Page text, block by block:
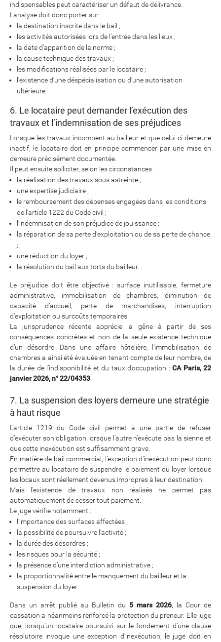
indispensables peut caractériser un défaut de délivrance.
L’analyse doit donc porter sur :
la destination inscrite dans le bail ;
les activités autorisées lors de l’entrée dans les lieux ;
la date d’apparition de la norme ;
la cause technique des travaux ;
les modifications réalisées par le locataire ;
l’existence d’une déspécialisation ou d’une autorisation
ultérieure.
6. Le locataire peut demander l’exécution des
travaux et l’indemnisation de ses préjudices
Lorsque les travaux incombent au bailleur et que celui-ci demeure
inactif, le locataire doit en principe commencer par une mise en
demeure précisément documentée.
Il peut ensuite solliciter, selon les circonstances :
la réalisation des travaux sous astreinte ;
une expertise judiciaire ;
le remboursement des dépenses engagées dans les conditions
de l’article 1222 du Code civil ;
l’indemnisation de son préjudice de jouissance ;
la réparation de sa perte d’exploitation ou de sa perte de chance
;
une réduction du loyer ;
la résolution du bail aux torts du bailleur.
Le préjudice doit être objectivé : surface inutilisable, fermeture
administrative, immobilisation de chambres, diminution de
capacité d’accueil, perte de marchandises, interruption
d’exploitation ou surcoûts temporaires.
La jurisprudence récente apprécie la gêne à partir de ses
conséquences concrètes et non de la seule existence technique
d’un désordre. Dans une affaire hôtelière, l’immobilisation de
chambres a ainsi été évaluée en tenant compte de leur nombre, de
la durée de l’indisponibilité et du taux d’occupation :CA Paris, 22
janvier 2026, n° 22/04353
7. La suspension des loyers demeure une stratégie
à haut risque
L’article 1219 du Code civil permet à une partie de refuser
d’exécuter son obligation lorsque l’autre n’exécute pas la sienne et
que cette inexécution est suffisamment grave.
En matière de bail commercial, l’exception d’inexécution peut donc
permettre au locataire de suspendre le paiement du loyer lorsque
les locaux sont réellement devenus impropres à leur destination.
Mais l’existence de travaux non réalisés ne permet pas
automatiquement de cesser tout paiement.
Le juge vérifie notamment :
l’importance des surfaces affectées ;
la possibilité de poursuivre l’activité ;
la durée des désordres ;
les risques pour la sécurité ;
la présence d’une interdiction administrative ;
la proportionnalité entre le manquement du bailleur et la
suspension du loyer.
Dans un arrêt publié au Bulletin du 5 mars 2026, la Cour de
cassation a néanmoins renforcé la protection du preneur. Elle juge
que, lorsqu’un locataire poursuivi sur le fondement d’une clause
résolutoire invoque une exception d’inexécution, le juge doit en